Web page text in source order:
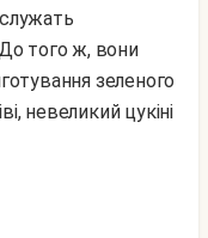
того ж, вони
зеленого
невеликий цукіні